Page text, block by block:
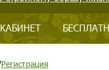
Регистрация